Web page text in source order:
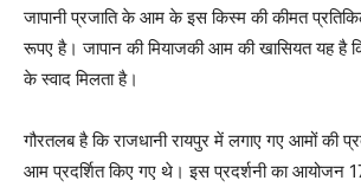
जापानी प्रजाति के आम के इस किस्म की कीमत
रूपए है। जापान की मियाजकी आम की खासियत यह है
के स्वाद मिलता है।
गौरतलब है कि राजधानी रायपुर में लगाए गए आमों की
आम प्रदर्शित किए गए थे। इस प्रदर्शनी का